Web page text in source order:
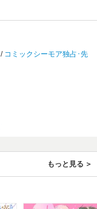
/ コミックシーモア独占･先
もっと見る